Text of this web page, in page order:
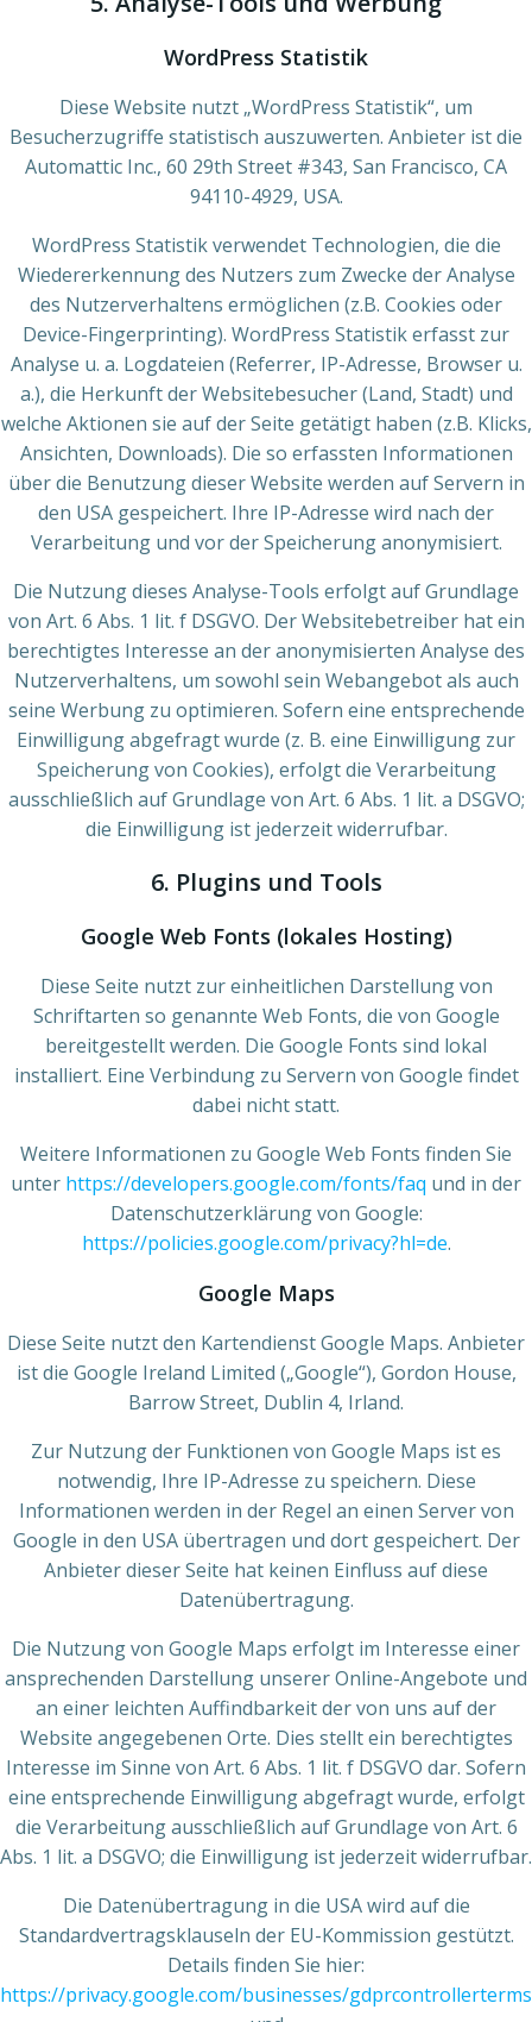
WordPress Statistik
Diese Website nutzt „WordPress Statistik“, um
Besucherzugriffe statistisch auszuwerten. Anbieter ist die
Automattic Inc., 60 29th Street #343, San Francisco, CA
94110-4929, USA.
WordPress Statistik verwendet Technologien, die die
Wiedererkennung des Nutzers zum Zwecke der Analyse
des Nutzerverhaltens ermöglichen (z.B. Cookies oder
Device-Fingerprinting). WordPress Statistik erfasst zur
Analyse u. a. Logdateien (Referrer, IP-Adresse, Browser u.
a.), die Herkunft der Websitebesucher (Land, Stadt) und
welche Aktionen sie auf der Seite getätigt haben (z.B. Klicks,
Ansichten, Downloads). Die so erfassten Informationen
über die Benutzung dieser Website werden auf Servern in
den USA gespeichert. Ihre IP-Adresse wird nach der
Verarbeitung und vor der Speicherung anonymisiert.
Die Nutzung dieses Analyse-Tools erfolgt auf Grundlage
von Art. 6 Abs. 1 lit. f DSGVO. Der Websitebetreiber hat ein
berechtigtes Interesse an der anonymisierten Analyse des
Nutzerverhaltens, um sowohl sein Webangebot als auch
seine Werbung zu optimieren. Sofern eine entsprechende
Einwilligung abgefragt wurde (z. B. eine Einwilligung zur
Speicherung von Cookies), erfolgt die Verarbeitung
ausschließlich auf Grundlage von Art. 6 Abs. 1 lit. a DSGVO;
die Einwilligung ist jederzeit widerrufbar.
6. Plugins und Tools
Google Web Fonts (lokales Hosting)
Diese Seite nutzt zur einheitlichen Darstellung von
Schriftarten so genannte Web Fonts, die von Google
bereitgestellt werden. Die Google Fonts sind lokal
installiert. Eine Verbindung zu Servern von Google findet
dabei nicht statt.
Weitere Informationen zu Google Web Fonts finden Sie
unter https://developers.google.com/fonts/faq und in der
Datenschutzerklärung von Google:
https://policies.google.com/privacy?hl=de.
Google Maps
Diese Seite nutzt den Kartendienst Google Maps. Anbieter
ist die Google Ireland Limited („Google“), Gordon House,
Barrow Street, Dublin 4, Irland.
Zur Nutzung der Funktionen von Google Maps ist es
notwendig, Ihre IP-Adresse zu speichern. Diese
Informationen werden in der Regel an einen Server von
Google in den USA übertragen und dort gespeichert. Der
Anbieter dieser Seite hat keinen Einfluss auf diese
Datenübertragung.
Die Nutzung von Google Maps erfolgt im Interesse einer
ansprechenden Darstellung unserer Online-Angebote und
an einer leichten Auffindbarkeit der von uns auf der
Website angegebenen Orte. Dies stellt ein berechtigtes
Interesse im Sinne von Art. 6 Abs. 1 lit. f DSGVO dar. Sofern
eine entsprechende Einwilligung abgefragt wurde, erfolgt
die Verarbeitung ausschließlich auf Grundlage von Art. 6
Abs. 1 lit. a DSGVO; die Einwilligung ist jederzeit widerrufbar.
Die Datenübertragung in die USA wird auf die
Standardvertragsklauseln der EU-Kommission gestützt.
Details finden Sie hier:
https://privacy.google.com/businesses/